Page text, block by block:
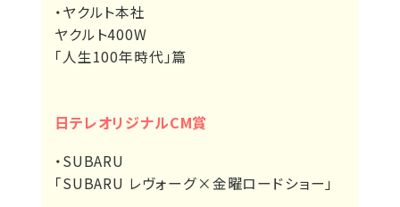
・ヤクルト本社
ヤクルト400W
｢人生100年時代」篇
日テレオリジナルCM賞
・SUBARU
「SUBARU レヴォーグ×金曜ロードショー」